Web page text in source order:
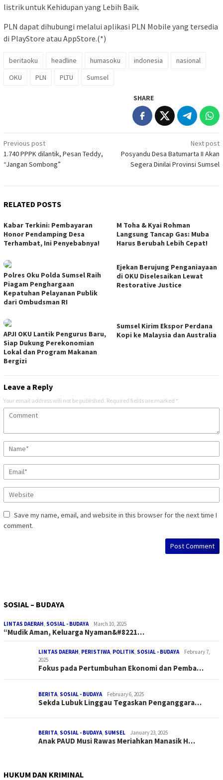
listrik untuk Kehidupan yang Lebih Baik.
PLN dapat dihubungi melalui aplikasi PLN Mobile yang tersedia
di PlayStore atau AppStore.(*)
beritaoku headline humasoku indonesia
nasional
OKU
PLN PLTU Sumsel
SHARE
Post
navigation
Previous post
1.740 PPPK dilantik, Pesan Teddy,
“Jangan Sombong”
Next post
Posyandu Desa Batumarta II Akan
Segera Dinilai Provinsi Sumsel
RELATED POSTS
Kabar Terkini: Pembayaran
Honor Pendamping Desa
Terhambat, Ini Penyebabnya!
M Toha & Kyai Rohman
Langsung Tancap Gas: Muba
Harus Berubah Lebih Cepat!
Polres Oku Polda Sumsel Raih
Piagam Penghargaan
Kepatuhan Pelayanan Publik
dari Ombudsman RI
Ejekan Berujung Penganiayaan
di OKU Diselesaikan Lewat
Restorative Justice
APJI OKU Lantik Pengurus Baru,
Siap Dukung Perekonomian
Lokal dan Program Makanan
Bergizi
Sumsel Kirim Ekspor Perdana
Kopi ke Malaysia dan Australia
Leave a Reply
Your email address will not be published. Required fields are marked *
Save my name, email, and website in this browser for the next time I
comment.
SOSIAL – BUDAYA
LINTAS DAERAH, SOSIAL - BUDAYA March 10, 2025
“Mudik Aman, Keluarga Nyaman&#8221…
LINTAS DAERAH, PERISTIWA, POLITIK, SOSIAL - BUDAYA
February 7,
2025
Fokus pada Pertumbuhan Ekonomi dan Pemba…
BERITA, SOSIAL - BUDAYA February 6, 2025
Sekda Lubuk Linggau Tegaskan Penganggara…
BERITA, SOSIAL - BUDAYA, SUMSEL January 23, 2025
Anak PAUD Musi Rawas Meriahkan Manasik H…
HUKUM DAN KRIMINAL